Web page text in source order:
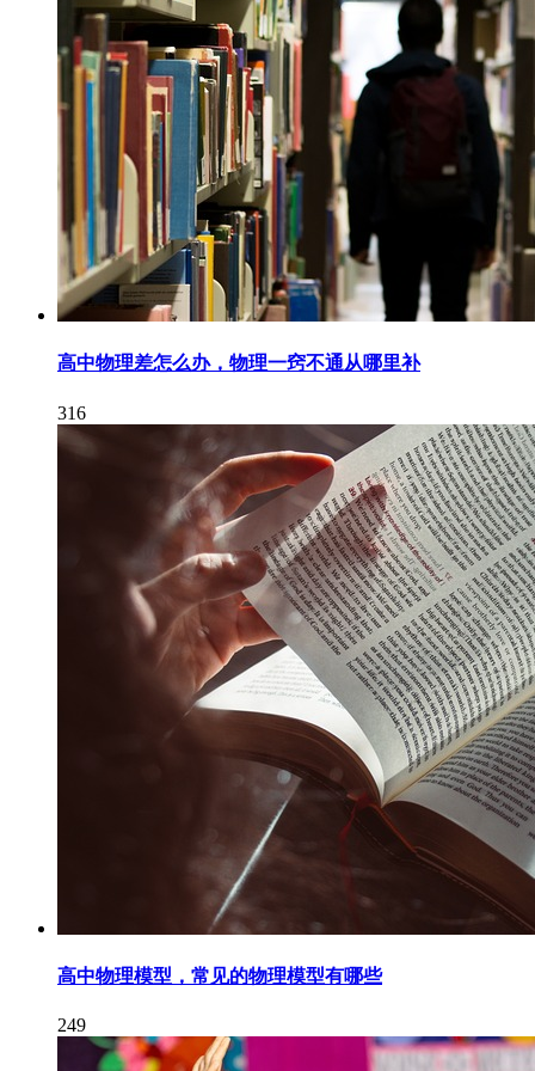
高中物理差怎么办，物理一窍不通从哪里补
316
高中物理模型，常见的物理模型有哪些
249